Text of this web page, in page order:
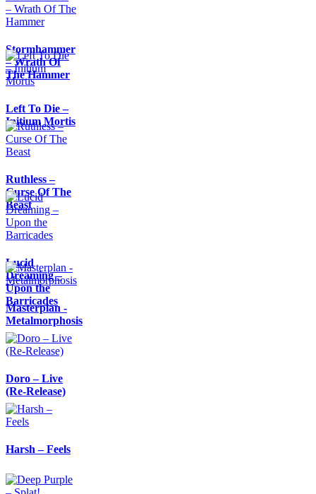
Stormhammer
– Wrath Of
The Hammer
Left To Die –
Initium Mortis
Ruthless –
Curse Of The
Beast
Lucid
Dreaming –
Upon the
Barricades
Masterplan -
Metalmorphosis
Doro – Live
(Re-Release)
Harsh – Feels